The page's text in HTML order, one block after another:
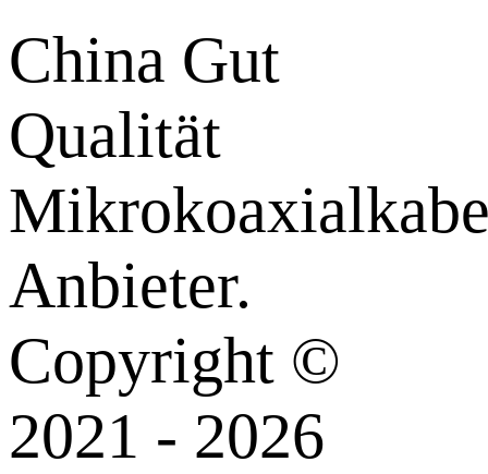
China Gut
Qualität
Anbieter.
Copyright ©
2021 - 2026